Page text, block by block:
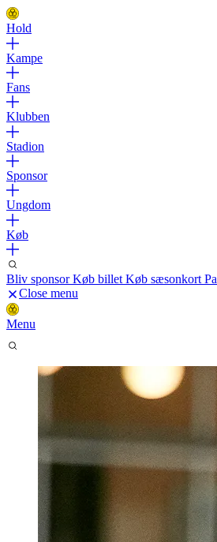
Hold
Kampe
Fans
Klubben
Stadion
Sponsor
Ungdom
Køb
Bliv sponsorKøb billet Køb sæsonkort
Close menu
Menu